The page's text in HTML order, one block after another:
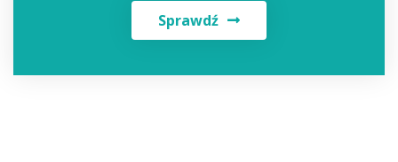
Sprawdź